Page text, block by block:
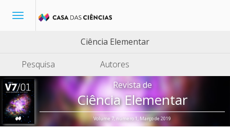
Toggle
Ciência Elementar
Pesquisa
Autores
Revista de
Ciência Elementar
Volume 7, número 1, Março de 2019